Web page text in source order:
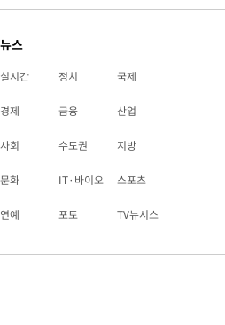
뉴스
실시간 정치 국제
경제 금융 산업
사회 수도권 지방
문화 IT·바이오 스포츠
연예 포토 TV뉴시스